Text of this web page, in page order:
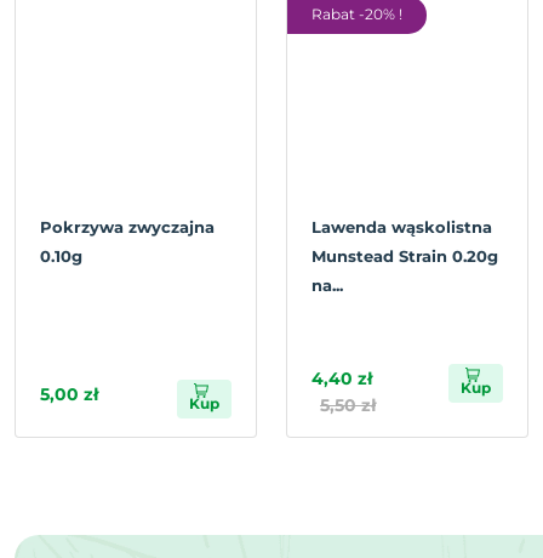
Pokrzywa zwyczajna
0.10g
5,00 zł Kup
Rabat -20% !
Lawenda wąskolistna
Munstead Strain 0.20g
na...
4,40 zł
5,50 zł
Kup